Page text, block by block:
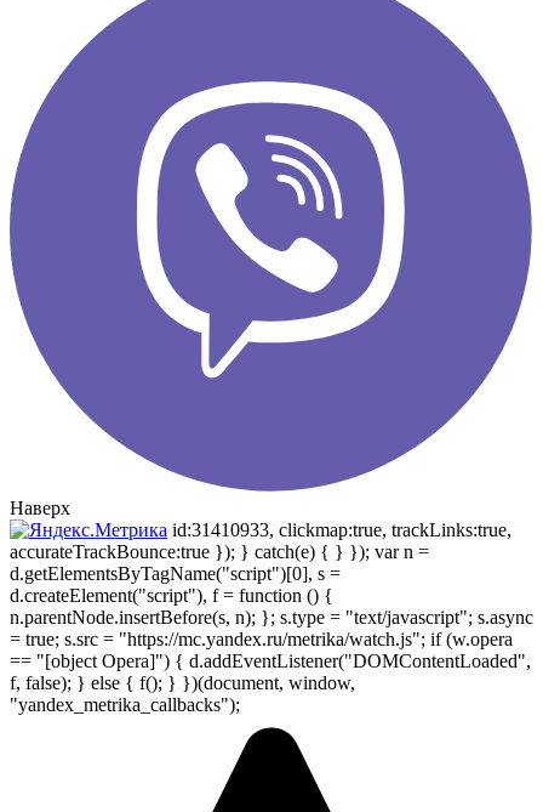
Наверх
id:31410933, clickmap:true, trackLinks:true,
accurateTrackBounce:true }); } catch(e) { } }); var n =
d.getElementsByTagName("script")[0], s =
d.createElement("script"), f = function () {
n.parentNode.insertBefore(s, n); }; s.type = "text/javascript"; s.async
= true; s.src = "https://mc.yandex.ru/metrika/watch.js"; if (w.opera
== "[object Opera]") { d.addEventListener("DOMContentLoaded",
f, false); } else { f(); } })(document, window,
"yandex_metrika_callbacks");